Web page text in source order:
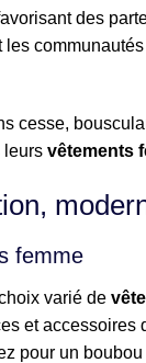
des
cesse,
leurs vêtements
femme
varié de
et accessoires
pour un